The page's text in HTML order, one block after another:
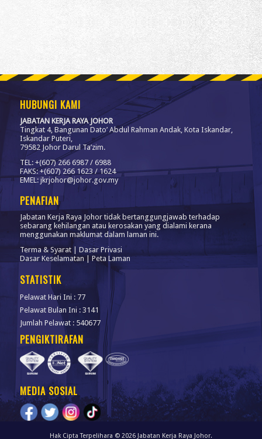
HUBUNGI KAMI
JABATAN KERJA RAYA JOHOR
Tingkat 4, Bangunan Dato’ Abdul Rahman Andak, Kota Iskandar,
Iskandar Puteri,
79582 Johor Darul Ta’zim.
TEL: +(607) 266 6987 / 6988
FAKS: +(607) 266 1623 / 1624
EMEL: jkrjohor@johor.gov.my
PENAFIAN
Jabatan Kerja Raya Johor tidak bertanggungjawab terhadap
sebarang kehilangan atau kerosakan yang dialami kerana
menggunakan maklumat dalam laman ini.
Terma & Syarat| Dasar Privasi
Dasar Keselamatan
Peta Laman
STATISTIK
Pelawat Hari Ini : 77
Pelawat Bulan Ini : 3141
Jumlah Pelawat : 540677
PENGIKTIRAFAN
MEDIA SOSIAL
Hak Cipta Terpelihara © 2026 Jabatan Kerja Raya Johor.